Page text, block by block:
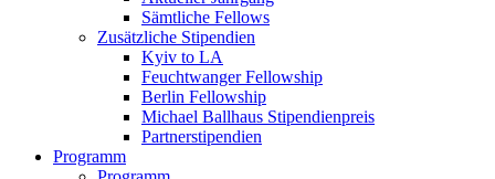
Sämtliche Fellows
Zusätzliche Stipendien
Kyiv to LA
Feuchtwanger Fellowship
Berlin Fellowship
Michael Ballhaus Stipendienpreis
Partnerstipendien
Programm